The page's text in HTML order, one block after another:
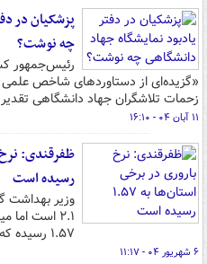
پزشکیان در
چه نوشت؟
رئیس‌جمهور
«گزیده‌ای از دستاوردهای شاخص علمی
زحمات تلاشگران جهاد دانشگاهی
۱۱ آبان ۰۴ - ۱۶:۱۰
رسیده است
وزیر بهداشت
۲.۱ است
۱.۵۷ رسیده که نگران‌کننده است.
۶ شهریور ۰۴ - ۱۱:۱۷